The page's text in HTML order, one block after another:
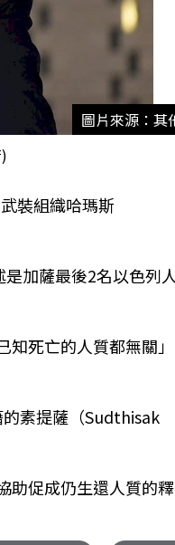
圖片來源：其
裝組織哈瑪斯
加薩最後2名以色列
知死亡的人質都無關
素提薩（Sudthisak
助促成仍生還人質的釋